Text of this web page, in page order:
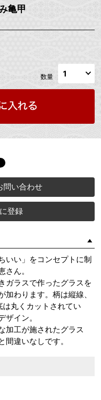
亀甲
数量
問い合わせ
登録
いい」をコンセプトに制
ん。
ガラスで作ったグラスを
わります。柄は縦線、
丸くカットされてい
イン。
加工が施されたグラス
間違いなしです。